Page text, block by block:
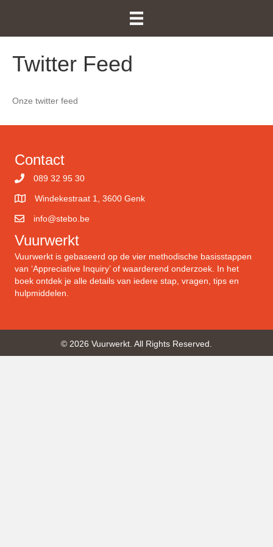
Twitter Feed
Onze twitter feed
Contact
089 32 95 30
Windekestraat 1, 3600 Genk
info@stebo.be
Vuurwerkt
Vuurwerkt is gebaseerd op de vier methodische basisstappen
van ‘Appreciative Inquiry’ of waarderend onderzoek. In het
boek ontdek je alle details van iedere stap, vragen, tips en
hulpmiddelen.
© 2026 Vuurwerkt. All Rights Reserved.